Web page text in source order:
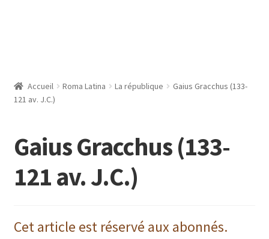
Accueil Roma Latina La république
Gaius Gracchus (133-
121 av. J.C.)
Gaius Gracchus (133-
121 av. J.C.)
Cet article est réservé aux abonnés.